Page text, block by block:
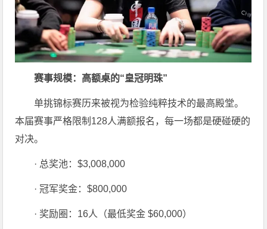
赛事规模：高额桌的“皇冠明珠”
单挑锦标赛历来被视为检验纯粹技术的最高殿堂。
本届赛事严格限制128人满额报名，每一场都是硬碰硬的
对决。
· 总奖池：$3,008,000
· 冠军奖金：$800,000
· 奖励圈：16人（最低奖金 $60,000）